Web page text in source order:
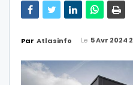
Par Atlasinfo Le 5 Avr 2024